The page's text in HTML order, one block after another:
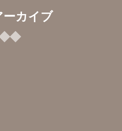
ーカイブ